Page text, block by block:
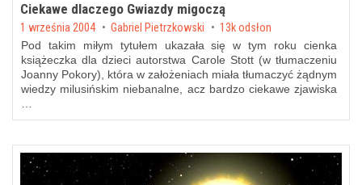
Ciekawe dlaczego Gwiazdy migoczą
Posted on
1 września 2004 byGabriel Pietrzkowski 13k odsłon
Pod takim miłym tytułem ukazała się w tym roku cienka
książeczka dla dzieci autorstwa Carole Stott (w tłumaczeniu
Joanny Pokory), która w założeniach miała tłumaczyć żądnym
wiedzy milusińskim niebanalne, acz bardzo ciekawe zjawiska
…